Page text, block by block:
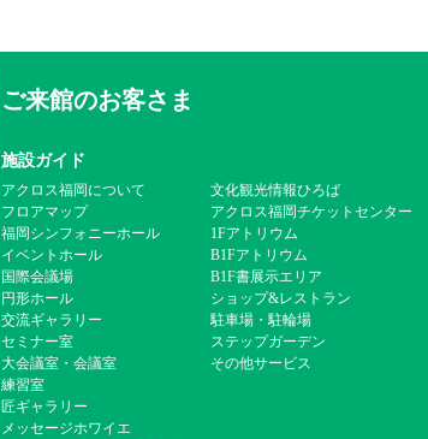
ご来館のお客さま
施設ガイド
アクロス福岡について
フロアマップ
福岡シンフォニーホール
イベントホール
国際会議場
円形ホール
交流ギャラリー
セミナー室
大会議室・会議室
練習室
匠ギャラリー
メッセージホワイエ
文化観光情報ひろば
アクロス福岡チケットセンター
1Fアトリウム
B1Fアトリウム
B1F書展示エリア
ショップ&レストラン
駐車場・駐輪場
ステップガーデン
その他サービス